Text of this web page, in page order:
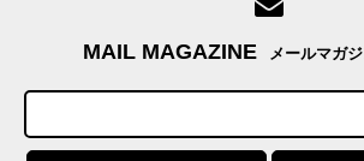
MAIL MAGAZINE メールマガ